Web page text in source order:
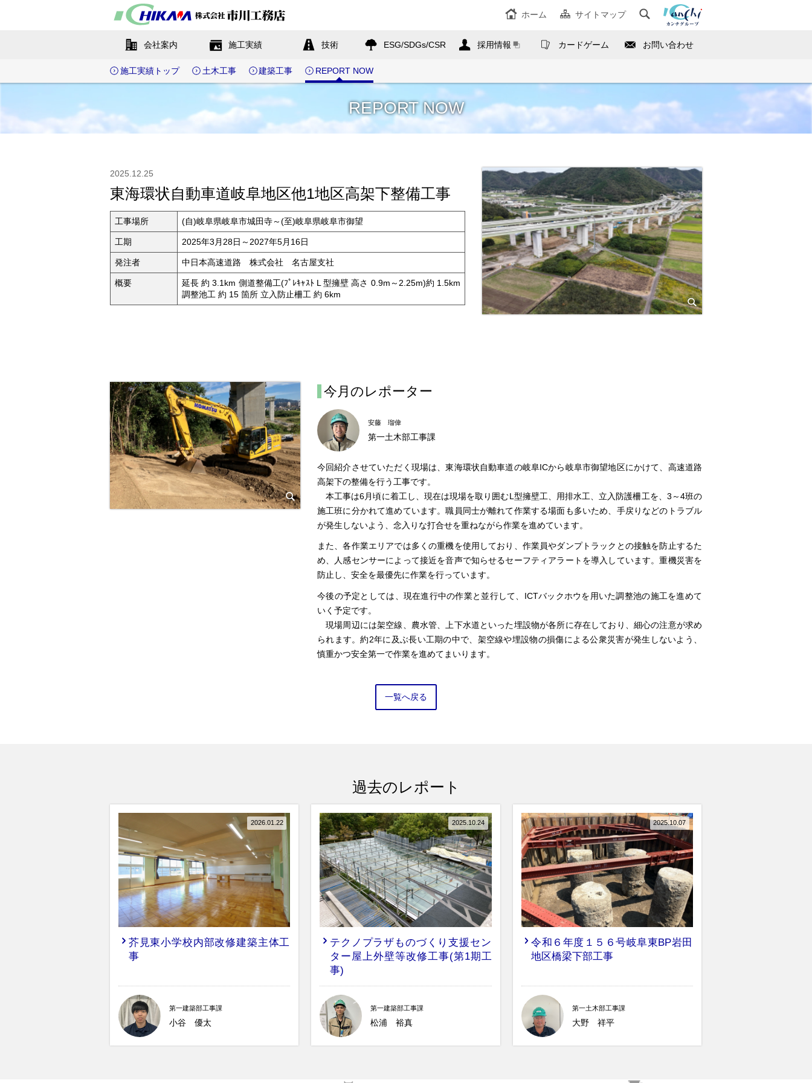
ホーム サイトマップ
会社案内 施工実績 技術 ESG/SDGs/CSR 採用情報 カードゲーム お問い合わせ
施工実績トップ 土木工事 建築工事 REPORT NOW
REPORT NOW
東海環状自動車道岐阜地区他1地区高架下整備工事
2025.12.25
工事場所 (自)岐阜県岐阜市城田寺～(至)岐阜県岐阜市御望
工期 2025年3月28日～2027年5月16日
発注者 中日本高速道路 株式会社 名古屋支社
概要
延長 約 3.1km 側道整備工(ﾌﾟﾚｷｬｽﾄ L 型擁壁 高さ 0.9m～2.25m)約 1.5km
調整池工 約 15 箇所 立入防止柵工 約 6km
今月のレポーター
安藤 瑠偉
第一土木部工事課
今回紹介させていただく現場は、東海環状自動車道の岐阜ICから岐阜市御望地区にかけて、高速道路
高架下の整備を行う工事です。
本工事は6月頃に着工し、現在は現場を取り囲むL型擁壁工、用排水工、立入防護柵工を、3～4班の
施工班に分かれて進めています。職員同士が離れて作業する場面も多いため、手戻りなどのトラブル
が発生しないよう、念入りな打合せを重ねながら作業を進めています。
また、各作業エリアでは多くの重機を使用しており、作業員やダンプトラックとの接触を防止するた
め、人感センサーによって接近を音声で知らせるセーフティアラートを導入しています。重機災害を
防止し、安全を最優先に作業を行っています。
今後の予定としては、現在進行中の作業と並行して、ICTバックホウを用いた調整池の施工を進めて
いく予定です。
現場周辺には架空線、農水管、上下水道といった埋設物が各所に存在しており、細心の注意が求め
られます。約2年に及ぶ長い工期の中で、架空線や埋設物の損傷による公衆災害が発生しないよう、
慎重かつ安全第一で作業を進めてまいります。
一覧へ戻る
過去のレポート
2026.01.22
芥見東小学校内部改修建築主体工
事
第一建築部工事課
小谷 優太
2025.10.24
テクノプラザものづくり支援セン
ター屋上外壁等改修工事(第1期工
事)
第一建築部工事課
松浦 裕真
2025.10.07
令和６年度１５６号岐阜東BP岩田
地区橋梁下部工事
第一土木部工事課
大野 祥平